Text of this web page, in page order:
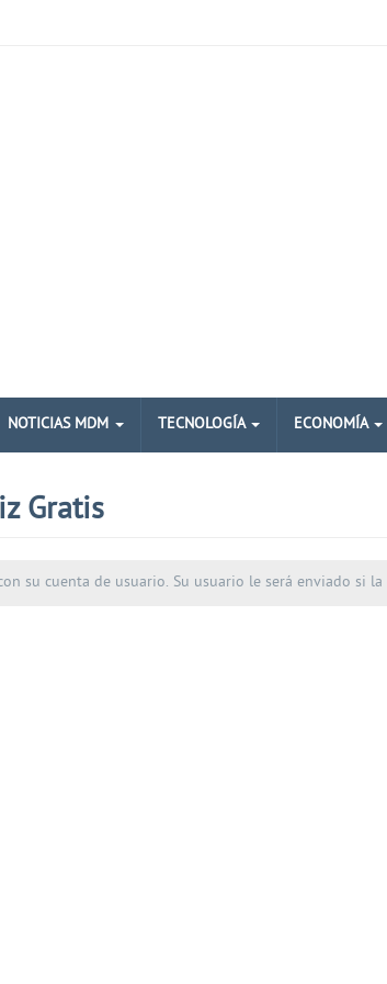
NOTICIAS MDM TECNOLOGÍA ECONOMÍA
Gratis
su cuenta de usuario. Su usuario le será enviado si